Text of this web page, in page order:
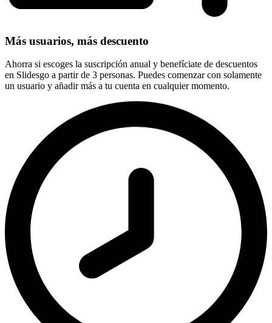
Más usuarios, más descuento
Ahorra si escoges la suscripción anual y benefíciate de descuentos
en Slidesgo a partir de 3 personas. Puedes comenzar con solamente
un usuario y añadir más a tu cuenta en cualquier momento.